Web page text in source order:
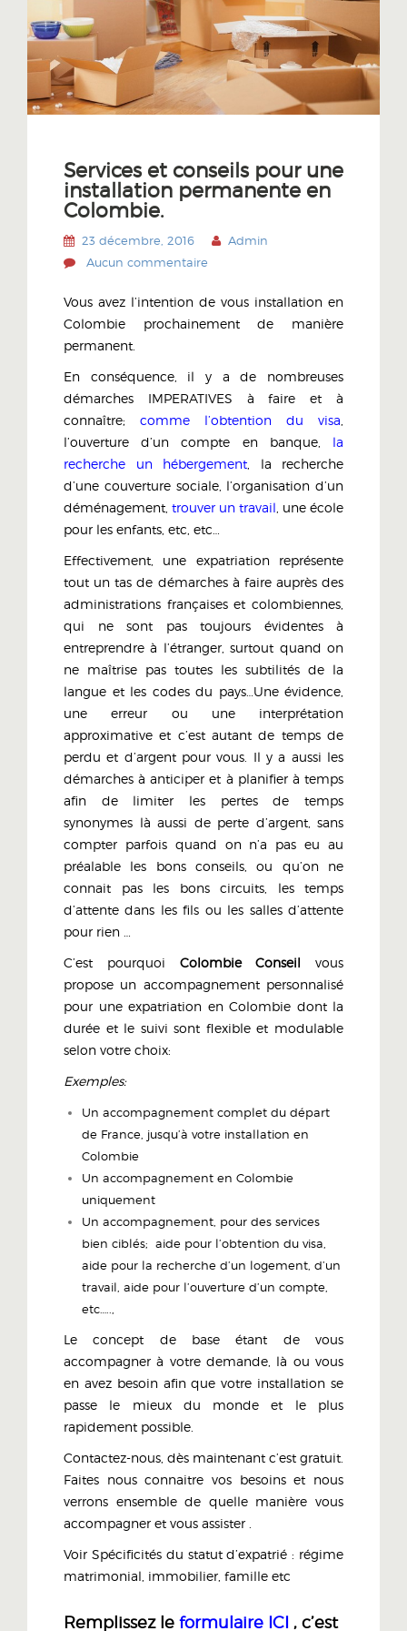
Services et conseils pour une
installation permanente en
Colombie.
23 décembre, 2016
Admin
Aucun commentaire
Vous avez l’intention de vous installation en
Colombie prochainement de manière
permanent.
En conséquence, il y a de nombreuses
démarches IMPERATIVES à faire et à
connaître; comme l’obtention du visa
l’ouverture d’un compte en banque, la
recherche un hébergement , la recherche
d’une couverture sociale, l’organisation d’un
déménagement, trouver un travail , une école
pour les enfants, etc, etc…
Effectivement, une expatriation représente
tout un tas de démarches à faire auprès des
administrations françaises et colombiennes,
qui ne sont pas toujours évidentes à
entreprendre à l’étranger, surtout quand on
ne maîtrise pas toutes les subtilités de la
langue et les codes du pays…Une évidence,
une erreur ou une interprétation
approximative et c’est autant de temps de
perdu et d’argent pour vous. Il y a aussi les
démarches à anticiper et à planifier à temps
afin de limiter les pertes de temps
synonymes là aussi de perte d’argent, sans
compter parfois quand on n’a pas eu au
préalable les bons conseils, ou qu’on ne
connait pas les bons circuits, les temps
d’attente dans les fils ou les salles d’attente
pour rien …
C’est pourquoi Colombie Conseil vous
propose un accompagnement personnalisé
pour une expatriation en Colombie dont la
durée et le suivi sont flexible et modulable
selon votre choix:
Exemples:
Un accompagnement complet du départ
de France, jusqu’à votre installation en
Colombie
Un accompagnement en Colombie
uniquement
Un accompagnement, pour des services
bien ciblés; aide pour l’obtention du visa,
aide pour la recherche d’un logement, d’un
travail, aide pour l’ouverture d’un compte,
etc…..,
Le concept de base étant de vous
accompagner à votre demande, là ou vous
en avez besoin afin que votre installation se
passe le mieux du monde et le plus
rapidement possible.
Contactez-nous, dès maintenant c’est gratuit.
Faites nous connaitre vos besoins et nous
verrons ensemble de quelle manière vous
accompagner et vous assister .
Voir Spécificités du statut d’expatrié : régime
matrimonial, immobilier, famille etc
Remplissez le formulaire ICI , c’est